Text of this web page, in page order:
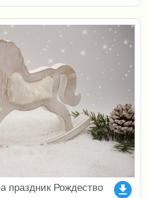
file_download
праздник Рождество